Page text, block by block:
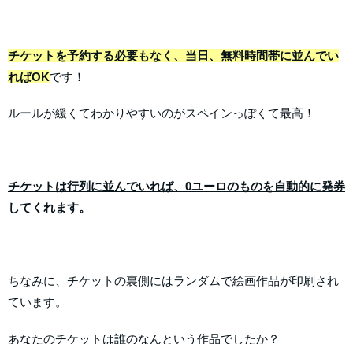
チケットを予約する必要もなく、当日、無料時間帯に並んでい
ればOKです！
ルールが緩くてわかりやすいのがスペインっぽくて最高！
チケットは行列に並んでいれば、0ユーロのものを自動的に発券
してくれます。
ちなみに、チケットの裏側にはランダムで絵画作品が印刷され
ています。
あなたのチケットは誰のなんという作品でしたか？